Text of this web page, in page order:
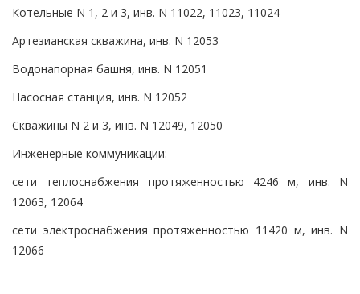
Котельные N 1, 2 и 3, инв. N 11022, 11023, 11024
Артезианская скважина, инв. N 12053
Водонапорная башня, инв. N 12051
Насосная станция, инв. N 12052
Скважины N 2 и 3, инв. N 12049, 12050
Инженерные коммуникации:
сети теплоснабжения протяженностью 4246 м, инв. N
12063, 12064
сети электроснабжения протяженностью 11420 м, инв. N
12066